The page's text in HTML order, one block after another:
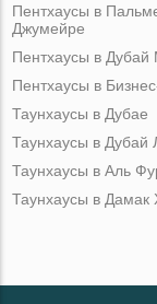
Пентхаусы в
Джумейре
Пентхаусы в Дубай
Пентхаусы в
Таунхаусы в Дубае
Таунхаусы в Дубай
Таунхаусы в Аль
Таунхаусы в Дамак